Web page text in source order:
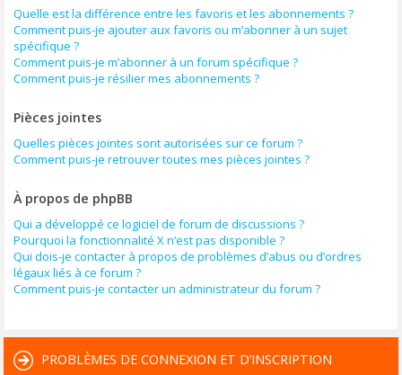
Quelle est la différence entre les favoris et les abonnements ?
Comment puis-je ajouter aux favoris ou m’abonner à un sujet
spécifique ?
Comment puis-je m’abonner à un forum spécifique ?
Comment puis-je résilier mes abonnements ?
Pièces jointes
Quelles pièces jointes sont autorisées sur ce forum ?
Comment puis-je retrouver toutes mes pièces jointes ?
À propos de phpBB
Qui a développé ce logiciel de forum de discussions ?
Pourquoi la fonctionnalité X n’est pas disponible ?
Qui dois-je contacter à propos de problèmes d’abus ou d’ordres
légaux liés à ce forum ?
Comment puis-je contacter un administrateur du forum ?
PROBLÈMES DE CONNEXION ET D’INSCRIPTION